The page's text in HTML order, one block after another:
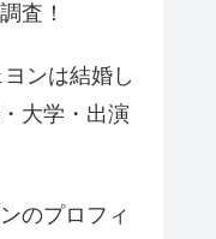
査！
ンは結婚し
大学・出演
のプロフィ